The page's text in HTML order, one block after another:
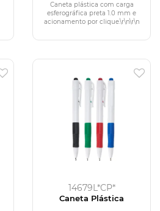
Caneta plástica com carga
esferográfica preta 1.0 mm e
acionamento por clique.\r\n\r\n
14679L*CP*
Caneta Plástica